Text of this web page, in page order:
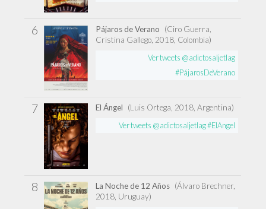
6 Pájaros de Verano
(Ciro Guerra,
Cristina Gallego, 2018, Colombia)
Ver tweets @adictosaljetlag
#PájarosDeVerano
7 El Ángel
(Luis Ortega, 2018, Argentina)
Ver tweets @adictosaljetlag #ElAngel
8 La Noche de 12 Años (Álvaro Brechner,
2018, Uruguay)